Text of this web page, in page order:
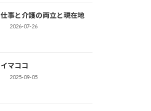
仕事と介護の両立と現在地
2026-07-26
イマココ
2025-09-05